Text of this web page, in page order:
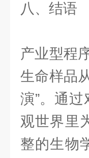
八、结语
产业型程
生命样品
演”。通
观世界里
整的生物